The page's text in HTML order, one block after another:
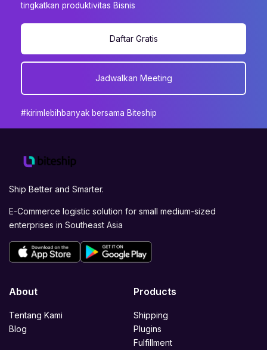
tingkatkan produktivitas Bisnis
Daftar Gratis
Jadwalkan Meeting
#kirimlebihbanyak bersama Biteship
Ship Better and Smarter.
E-Commerce logistic solution for small medium-sized
enterprises in Southeast Asia
About
Tentang Kami
Blog
Products
Shipping
Plugins
Fulfillment